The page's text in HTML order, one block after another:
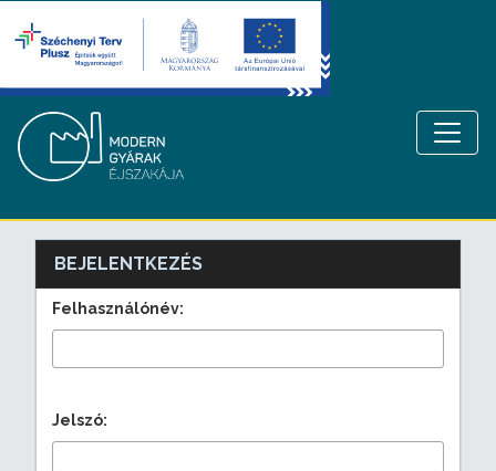
BEJELENTKEZÉS
Felhasználónév:
Jelszó: